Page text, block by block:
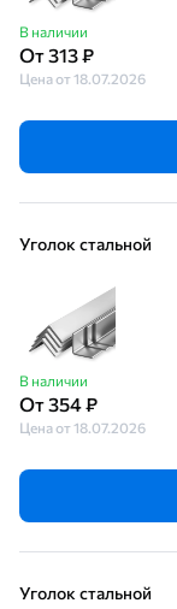
В наличии
От 313 ₽
Цена от 18.07.2026
Уголок стальной
В наличии
От 354 ₽
Цена от 18.07.2026
Уголок стальной